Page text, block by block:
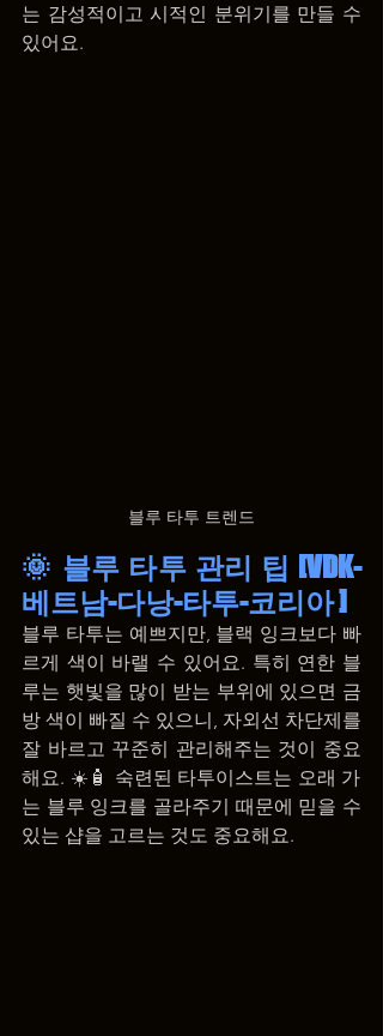
는 감성적이고 시적인 분위기를 만들 수
있어요.
블루 타투 트렌드
🌞 블루 타투 관리 팁 [VDK-
베트남-다낭-타투-코리아 ]
블루 타투는 예쁘지만, 블랙 잉크보다 빠
르게 색이 바랠 수 있어요. 특히 연한 블
루는 햇빛을 많이 받는 부위에 있으면 금
방 색이 빠질 수 있으니, 자외선 차단제를
잘 바르고 꾸준히 관리해주는 것이 중요
해요. ☀️🧴 숙련된 타투이스트는 오래 가
는 블루 잉크를 골라주기 때문에 믿을 수
있는 샵을 고르는 것도 중요해요.